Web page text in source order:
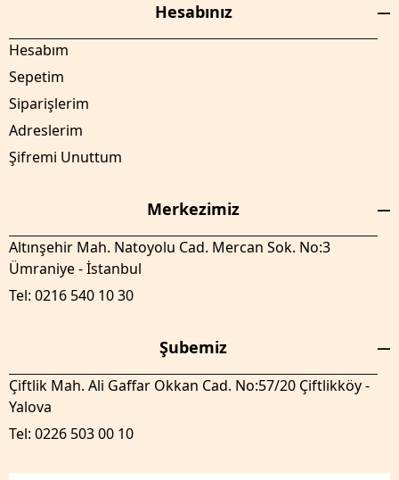
Hesabınız
Hesabım
Sepetim
Siparişlerim
Adreslerim
Şifremi Unuttum
Merkezimiz
Altınşehir Mah. Natoyolu Cad. Mercan Sok. No:3
Ümraniye - İstanbul
Tel: 0216 540 10 30
Şubemiz
Çiftlik Mah. Ali Gaffar Okkan Cad. No:57/20 Çiftlikköy -
Yalova
Tel: 0226 503 00 10